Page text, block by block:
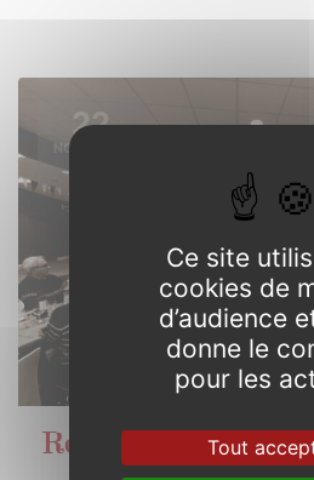
22
NOVEMBRE
Repas des anciens
Ce site
cookies de
d’audience
donne le
pour les
Tout